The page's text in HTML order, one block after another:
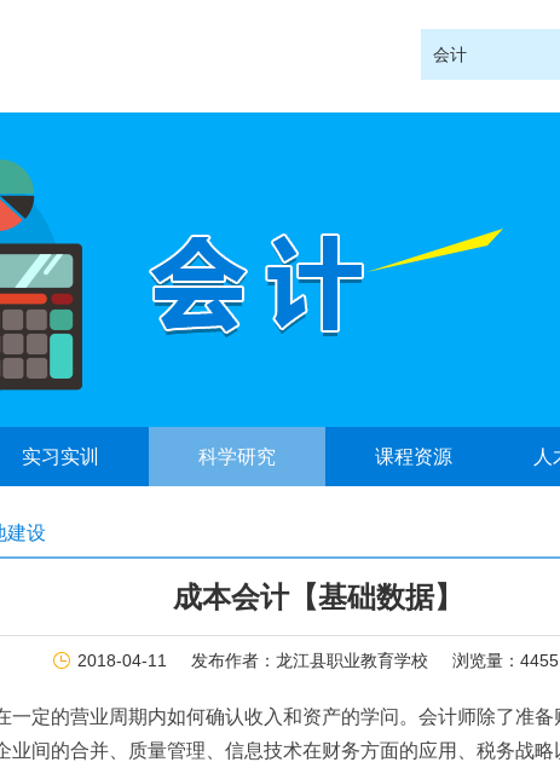
会计
实习实训 科学研究 课程资源 人
建设
成本会计【基础数据】
2018-04-11 发布作者：龙江县职业教育学校 浏览量： 4455
一定的营业周期内如何确认收入和资产的学问。会计师除了准
业间的合并、质量管理、信息技术在财务方面的应用、税务战略